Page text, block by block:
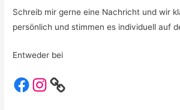
Schreib mir gerne eine Nachricht und wir
persönlich und stimmen es individuell auf
Entweder bei
Facebook
Instagram
WhatsApp